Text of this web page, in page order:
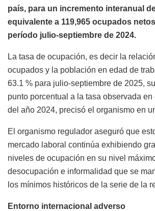
país, para un incremento interanual
equivalente a 119,965 ocupados
período julio-septiembre de 2024.
La tasa de ocupación, es decir la
ocupados y la población en edad de
63.1 % para julio-septiembre de 2025,
punto porcentual a la tasa observada en
del año 2024, precisó el organismo en
El organismo regulador aseguró que
mercado laboral continúa exhibiendo
niveles de ocupación en su nivel
desocupación e informalidad que se
los mínimos históricos de la serie de la
Entorno internacional adverso